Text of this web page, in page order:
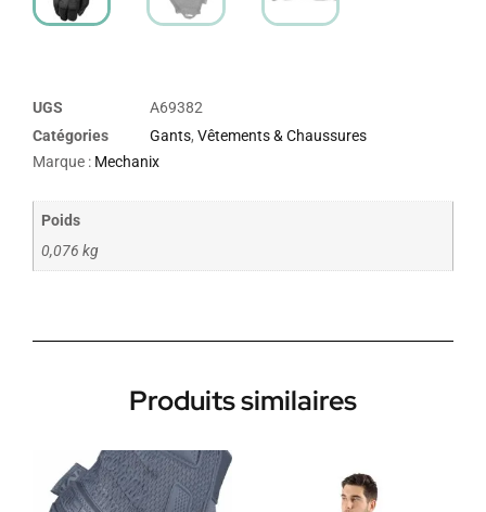
UGS
A69382
Catégories
Gants, Vêtements & Chaussures
Marque : Mechanix
Poids
0,076 kg
Produits similaires